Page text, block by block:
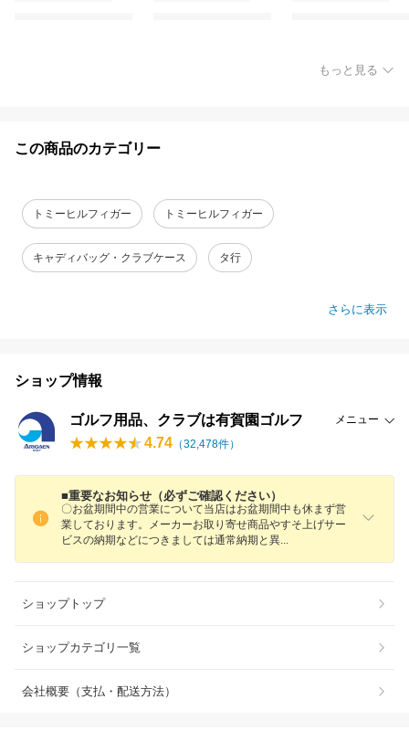
もっと見る
この商品のカテゴリー
トミーヒルフィガー トミーヒルフィガー
キャディバッグ・クラブケース タ行
さらに表示
ショップ情報
ゴルフ用品、クラブは有賀園ゴルフ メニュー
4.74 （32,478件）
■重要なお知らせ（必ずご確認ください）
〇お盆期間中の営業について当店はお盆期間中も休まず営
業しております。メーカーお取り寄せ商品やすそ上げサー
ビスの納期などにつきましては通常納期と 異
ショップトップ
ショップカテゴリ一覧
会社概要（支払・配送方法）